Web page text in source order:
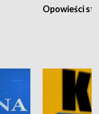
Opowieści